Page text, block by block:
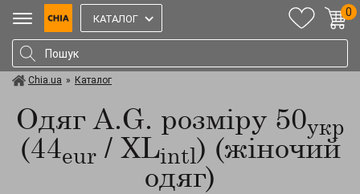
КАТАЛОГ
0
Chia.ua » Каталог
Одяг A.G. розміру 50укр
(44eur/ XLintl) (жіночий
одяг)